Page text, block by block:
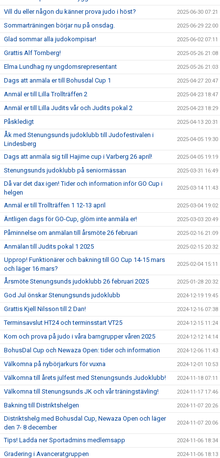
Vill du eller någon du känner prova judo i höst? 2025-06-30 07:21
Sommarträningen börjar nu på onsdag. 2025-06-29 22:00
Glad sommar alla judokompisar! 2025-06-02 07:11
Grattis Alf Tornberg! 2025-05-26 21:08
Elma Lundhag ny ungdomsrepresentant 2025-05-26 21:03
Dags att anmäla er till Bohusdal Cup 1 2025-04-27 20:47
Anmäl er till Lilla Trollträffen 2 2025-04-23 18:47
Anmäl er till Lilla Judits vår och Judits pokal 2 2025-04-23 18:29
Påskledigt 2025-04-13 20:31
Åk med Stenungsunds judoklubb till Judofestivalen i
Lindesberg
2025-04-05 19:30
Dags att anmäla sig till Hajime cup i Varberg 26 april! 2025-04-05 19:19
Stenungsunds judoklubb på seniormässan 2025-03-31 16:49
Då var det dax igen! Tider och information inför GO Cup i
helgen
2025-03-14 11:43
Anmäl er till Trollträffen 1 12-13 april 2025-03-04 19:02
Äntligen dags för GO-Cup, glöm inte anmäla er! 2025-03-03 20:49
Påminnelse om anmälan till årsmöte 26 februari 2025-02-16 21:09
Anmälan till Judits pokal 1 2025 2025-02-15 20:32
Upprop! Funktionärer och bakning till GO Cup 14-15 mars
och läger 16 mars?
2025-02-04 15:11
Årsmöte Stenungsunds judoklubb 26 februari 2025 2025-01-28 20:32
God Jul önskar Stenungsunds judoklubb 2024-12-19 19:45
Grattis Kjell Nilsson till 2 Dan! 2024-12-16 07:38
Terminsavslut HT24 och terminsstart VT25 2024-12-15 11:24
Kom och prova på judo i våra barngrupper våren 2025 2024-12-12 14:14
BohusDal Cup och Newaza Open: tider och information 2024-12-06 11:43
Välkomna på nybörjarkurs för vuxna 2024-12-01 10:53
Välkomna till årets julfest med Stenungsunds Judoklubb! 2024-11-18 07:11
Välkomna till Stenungsunds JK och vår träningstävling! 2024-11-17 17:46
Bakning till Distriktshelgen 2024-11-07 20:26
Distriktshelg med Bohusdal Cup, Newaza Open och läger
den 7- 8 december
2024-11-07 20:06
Tips! Ladda ner Sportadmins medlemsapp 2024-11-06 18:34
Gradering i Avanceratgruppen 2024-11-06 18:13